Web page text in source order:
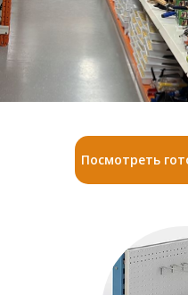
Посмотреть